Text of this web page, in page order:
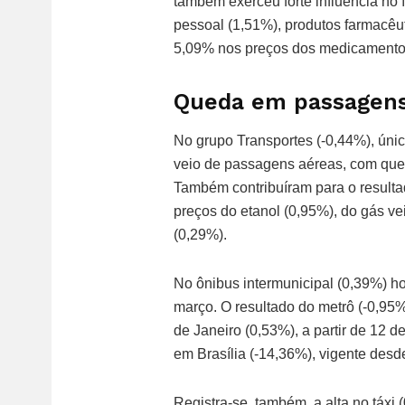
pessoal (1,51%), produtos
5,09% nos preços dos
Queda em
No grupo Transportes (-0,44%),
veio de passagens aéreas, com
Também contribuíram para o
preços do etanol (0,95%), do gás
(0,29%).
No ônibus intermunicipal (0,39%)
março. O resultado do metrô (-
de Janeiro (0,53%), a partir de 12
em Brasília (-14,36%), vigente